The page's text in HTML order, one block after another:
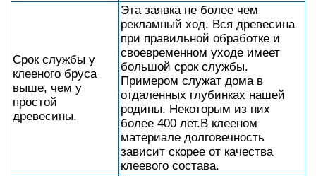
Срок службы у
клееного бруса
выше, чем у
простой
древесины.
Эта заявка не более чем
рекламный ход. Вся древесина
при правильной обработке и
своевременном уходе имеет
большой срок службы.
Примером служат дома в
отдаленных глубинках нашей
родины. Некоторым из них
более 400 лет.В клееном
материале долговечность
зависит скорее от качества
клеевого состава.